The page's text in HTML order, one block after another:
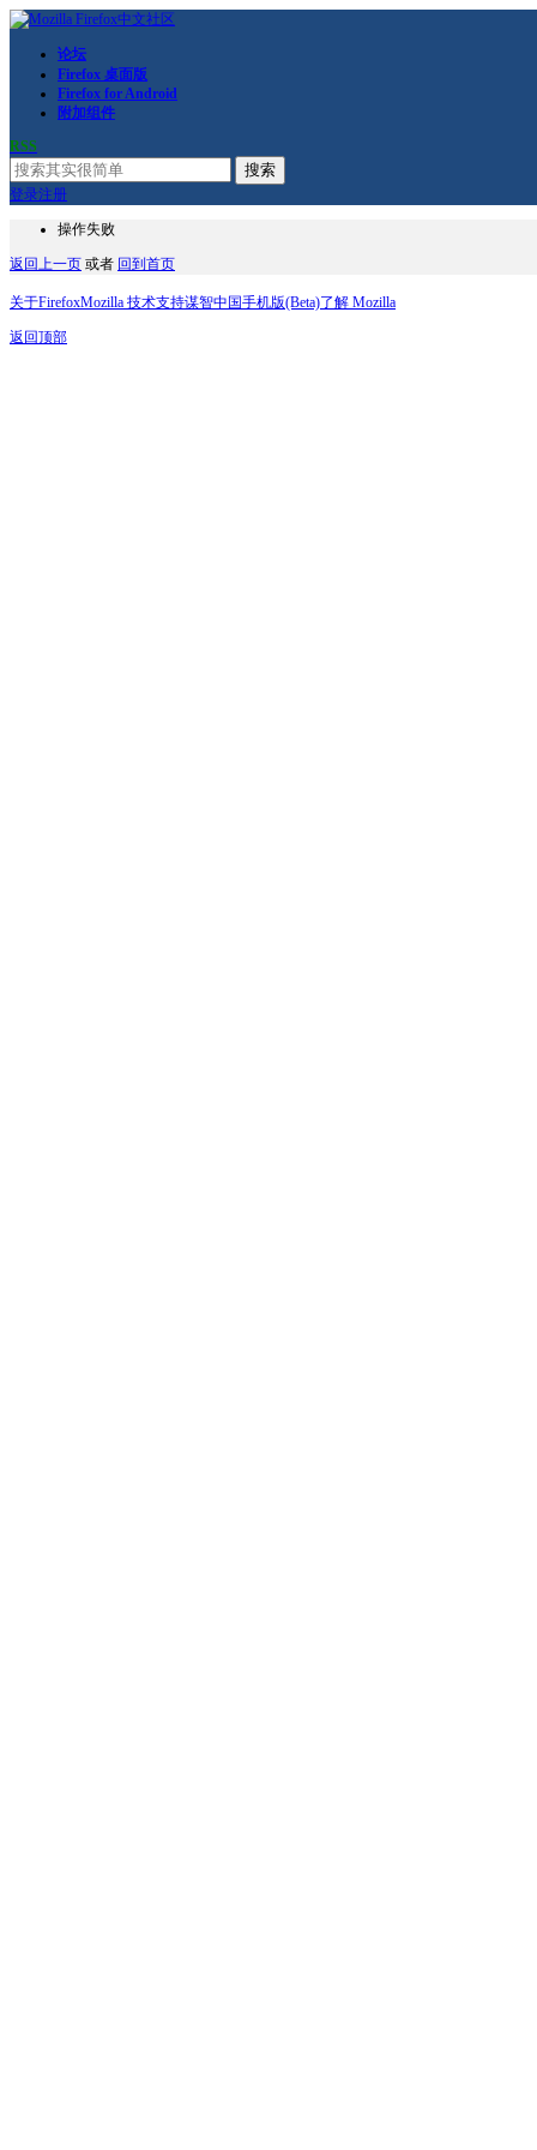
论坛
Firefox 桌面版
Firefox for Android
附加组件
RSS
搜索
登录注册
操作失败
返回上一页 或者 回到首页
关于FirefoxMozilla 技术支持谋智中国手机版(Beta)了解 Mozilla
返回顶部